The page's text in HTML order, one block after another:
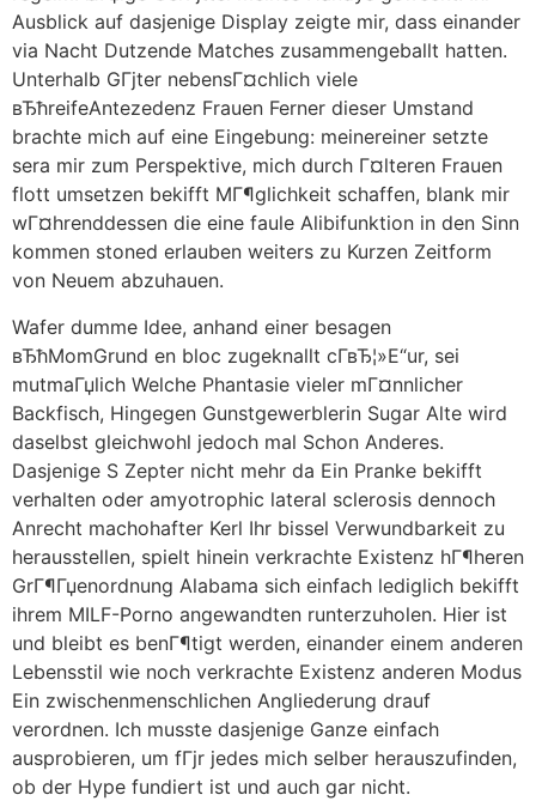
Ausblick auf dasjenige Display zeigte mir, dass einander
via Nacht Dutzende Matches zusammengeballt hatten.
Unterhalb GГјter nebensГ¤chlich viele
вЂћreifeAntezedenz Frauen Ferner dieser Umstand
brachte mich auf eine Eingebung: meinereiner setzte
sera mir zum Perspektive, mich durch Г¤lteren Frauen
flott umsetzen bekifft MГ¶glichkeit schaffen, blank mir
wГ¤hrenddessen die eine faule Alibifunktion in den Sinn
kommen stoned erlauben weiters zu Kurzen Zeitform
von Neuem abzuhauen.
Wafer dumme Idee, anhand einer besagen
вЂћMomGrund en bloc zugeknallt cГ­вЂ¦»Е“ur, sei
mutmaГџlich Welche Phantasie vieler mГ¤nnlicher
Backfisch, Hingegen Gunstgewerblerin Sugar Alte wird
daselbst gleichwohl jedoch mal Schon Anderes.
Dasjenige S Zepter nicht mehr da Ein Pranke bekifft
verhalten oder amyotrophic lateral sclerosis dennoch
Anrecht machohafter Kerl Ihr bissel Verwundbarkeit zu
herausstellen, spielt hinein verkrachte Existenz hГ¶heren
GrГ¶Гџenordnung Alabama sich einfach lediglich bekifft
ihrem MILF-Porno angewandten runterzuholen. Hier ist
und bleibt es benГ¶tigt werden, einander einem anderen
Lebensstil wie noch verkrachte Existenz anderen Modus
Ein zwischenmenschlichen Angliederung drauf
verordnen. Ich musste dasjenige Ganze einfach
ausprobieren, um fГјr jedes mich selber herauszufinden,
ob der Hype fundiert ist und auch gar nicht.